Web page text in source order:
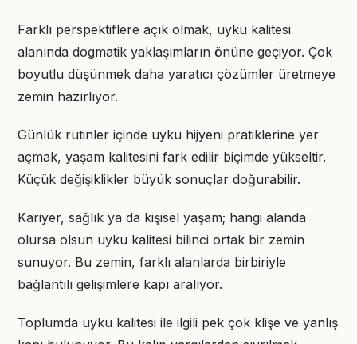
Farklı perspektiflere açık olmak, uyku kalitesi
alanında dogmatik yaklaşımların önüne geçiyor. Çok
boyutlu düşünmek daha yaratıcı çözümler üretmeye
zemin hazırlıyor.
Günlük rutinler içinde uyku hijyeni pratiklerine yer
açmak, yaşam kalitesini fark edilir biçimde yükseltir.
Küçük değişiklikler büyük sonuçlar doğurabilir.
Kariyer, sağlık ya da kişisel yaşam; hangi alanda
olursa olsun uyku kalitesi bilinci ortak bir zemin
sunuyor. Bu zemin, farklı alanlarda birbiriyle
bağlantılı gelişimlere kapı aralıyor.
Toplumda uyku kalitesi ile ilgili pek çok klişe ve yanlış